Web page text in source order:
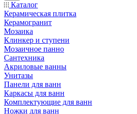
Каталог
Керамическая плитка
Керамогранит
Мозаика
Клинкер и ступени
Мозаичное панно
Сантехника
Акриловые ванны
Унитазы
Панели для ванн
Каркасы для ванн
Комплектующие для ванн
Ножки для ванн